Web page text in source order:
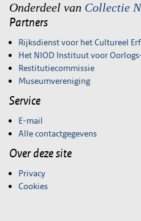
Onderdeel van Collectie
Partners
Rijksdienst voor het Cultureel
Het NIOD Instituut voor
Restitutiecommissie
Museumvereniging
Service
E-mail
Alle contactgegevens
Over deze site
Privacy
Cookies